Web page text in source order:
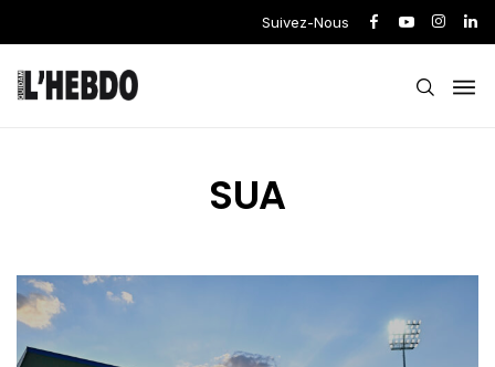
Suivez-Nous
SUA